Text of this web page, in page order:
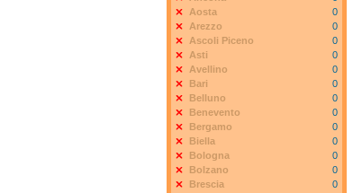
Aosta
0
Arezzo
0
Ascoli Piceno
0
Asti
0
Avellino
0
Bari
0
Belluno
0
Benevento
0
Bergamo
0
Biella
0
Bologna
0
Bolzano
0
Brescia
0